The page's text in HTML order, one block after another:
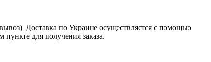
Доставка по Украине осуществляется с помощью
для получения заказа.